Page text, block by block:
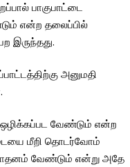
பாகுபாட்டை
என்ற தலைப்பில்
இருந்தது.
அனுமதி
வேண்டும் என்ற
மீறி தொடர்வோம்
வேண்டும் என்று அதே